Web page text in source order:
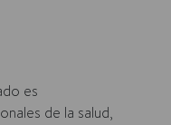
es
de la salud,